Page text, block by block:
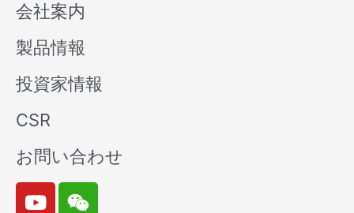
会社案内
製品情報
投資家情報
CSR
お問い合わせ
Y
W